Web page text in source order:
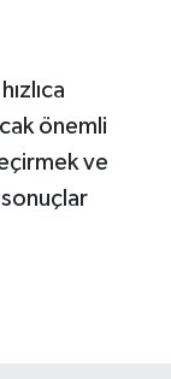
önemli
ve